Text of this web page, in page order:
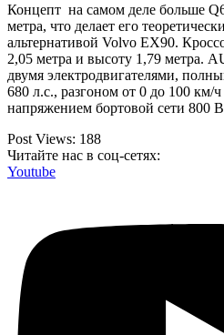
Концепт на самом деле больше
метра, что делает его
альтернативой Volvo EX90.
2,05 метра и высоту 1,79 метра.
двумя электродвигателями,
680 л.с., разгоном от 0 до 100 км/
напряжением бортовой сети 800
Post Views: 188
Читайте нас в соц-сетях:
Youtube